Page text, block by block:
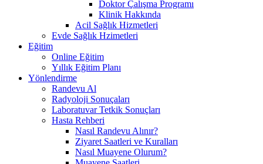
Doktor Çalışma Programı
Klinik Hakkında
Acil Sağlık Hizmetleri
Evde Sağlık Hzimetleri
Eğitim
Online Eğitim
Yıllık Eğitim Planı
Yönlendirme
Randevu Al
Radyoloji Sonuçaları
Laboratuvar Tetkik Sonuçları
Hasta Rehberi
Nasıl Randevu Alınır?
Ziyaret Saatleri ve Kuralları
Nasıl Muayene Olurum?